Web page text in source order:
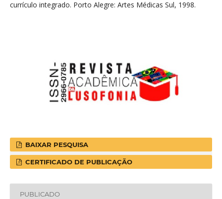
currículo integrado. Porto Alegre: Artes Médicas Sul, 1998.
BAIXAR PESQUISA
CERTIFICADO DE PUBLICAÇÃO
PUBLICADO